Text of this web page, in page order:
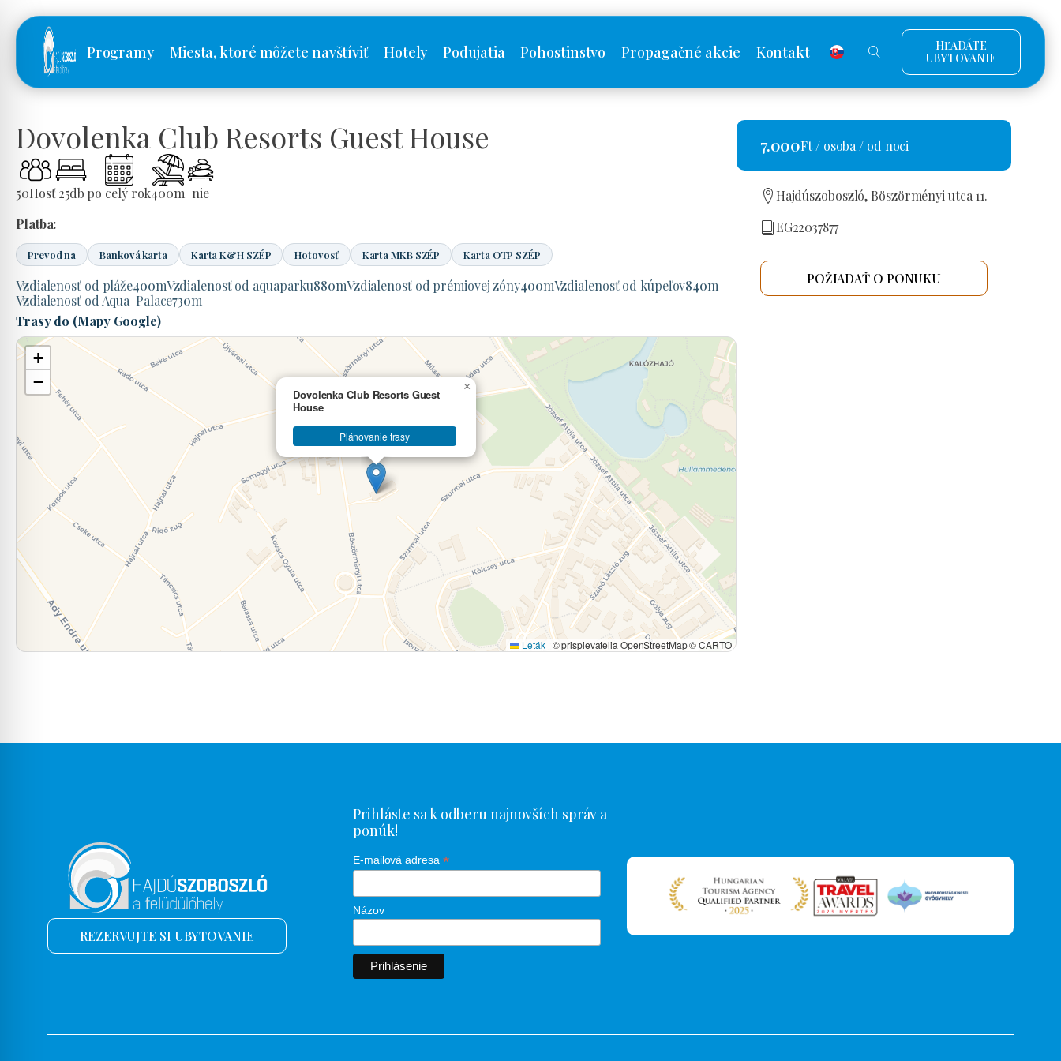
Programy Miesta, ktoré môžete navštíviť Hotely Podujatia Pohostinstvo Propagačné akcie Kontakt
HĽADÁTE
UBYTOVANIE
Dovolenka Club Resorts Guest House
50Hosť 25db po celý rok400m nie
Platba:
Prevod na Banková karta Karta K&H SZÉP Hotovosť Karta MKB SZÉP Karta OTP SZÉP
Vzdialenosť od pláže400mVzdialenosť od aquaparku880mVzdialenosť od prémiovej zóny400mVzdialenosť od kúpeľov840m
Vzdialenosť od Aqua-Palace730m
Trasy do (Mapy Google)
Dovolenka Club Resorts Guest
House
Plánovanie trasy
×
+
−
Leták | © prispievatelia OpenStreetMap © CARTO
7.000Ft / osoba / od noci
Hajdúszoboszló, Böszörményi utca 11.
EG22037877
POŽIADAŤ O PONUKU
REZERVUJTE SI UBYTOVANIE
Prihláste sa k odberu najnovších správ a
ponúk!
E-mailová adresa *
Názov